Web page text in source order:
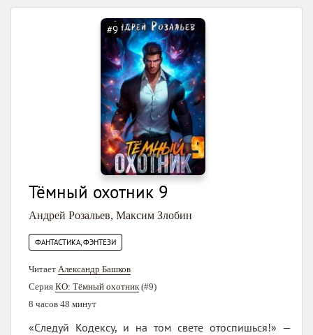
#9
Тёмный охотник 9
Андрей Розальев, Максим Злобин
ФАНТАСТИКА, ФЭНТЕЗИ
Читает Александр Башков
Серия КО: Тёмный охотник(#9)
8 часов 48 минут
«Следуй Кодексу, и на том свете отоспишься!» —